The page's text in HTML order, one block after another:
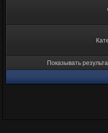
Показывать